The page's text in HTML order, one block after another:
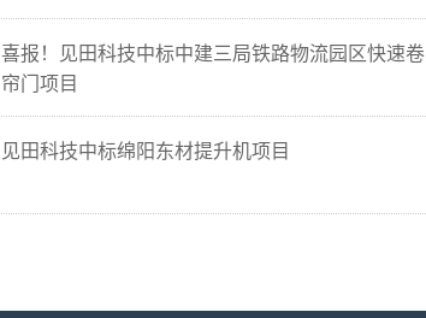
喜报！见田科技中标中建三局铁路物流园区快速卷
帘门项目
见田科技中标绵阳东材提升机项目